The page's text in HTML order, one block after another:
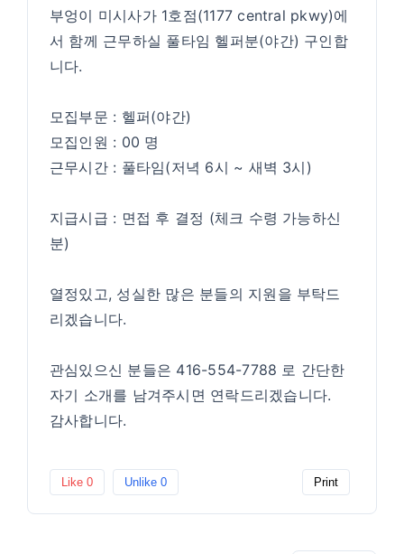
부엉이 미시사가 1호점(1177 central pkwy)에
서 함께 근무하실 풀타임 헬퍼분(야간) 구인합
니다.
모집부문 : 헬퍼(야간)
모집인원 : 00 명
근무시간 : 풀타임(저녁 6시 ~ 새벽 3시)
지급시급 : 면접 후 결정 (체크 수령 가능하신
분)
열정있고, 성실한 많은 분들의 지원을 부탁드
리겠습니다.
​관심있으신 분들은 416-554-7788 로 간단한
자기 소개를 남겨주시면 연락드리겠습니다.
감사합니다.
Like 0 Unlike0 Print